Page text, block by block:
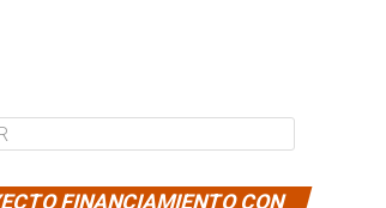
FINANCIAMIENTO CON